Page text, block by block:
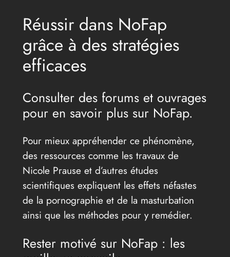
Réussir dans NoFap
grâce à des stratégies
efficaces
Consulter des forums et ouvrages
pour en savoir plus sur NoFap.
Pour mieux appréhender ce phénomène,
des ressources comme les travaux de
Nicole Prause et d’autres études
scientifiques expliquent les effets néfastes
de la pornographie et de la masturbation
ainsi que les méthodes pour y remédier.
Rester motivé sur NoFap : les